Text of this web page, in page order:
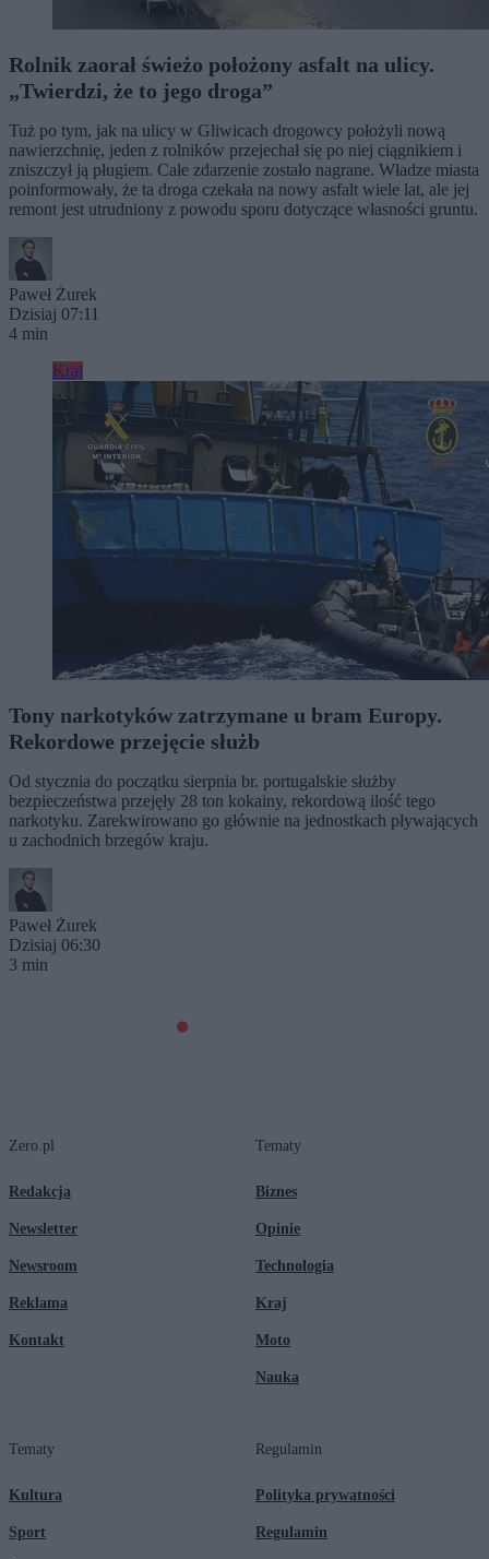
Rolnik zaorał świeżo położony asfalt na ulicy.
„Twierdzi, że to jego droga”
Tuż po tym, jak na ulicy w Gliwicach drogowcy położyli nową
nawierzchnię, jeden z rolników przejechał się po niej ciągnikiem i
zniszczył ją pługiem. Całe zdarzenie zostało nagrane. Władze miasta
poinformowały, że ta droga czekała na nowy asfalt wiele lat, ale jej
remont jest utrudniony z powodu sporu dotyczące własności gruntu.
Paweł Żurek
Dzisiaj 07:11
4 min
Kraj
Tony narkotyków zatrzymane u bram Europy.
Rekordowe przejęcie służb
Od stycznia do początku sierpnia br. portugalskie służby
bezpieczeństwa przejęły 28 ton kokainy, rekordową ilość tego
narkotyku. Zarekwirowano go głównie na jednostkach pływających
u zachodnich brzegów kraju.
Paweł Żurek
Dzisiaj 06:30
3 min
Zero.pl
Redakcja
Newsletter
Newsroom
Reklama
Kontakt
Tematy
Biznes
Opinie
Technologia
Kraj
Moto
Nauka
Tematy
Kultura
Sport
Regulamin
Polityka prywatności
Regulamin